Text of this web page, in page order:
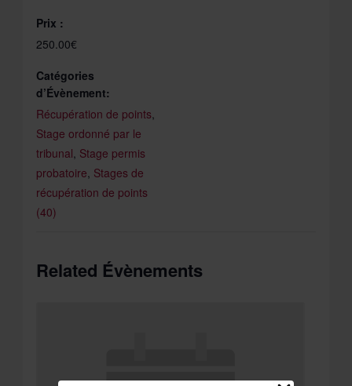
Prix :
250.00€
Catégories
d’Évènement:
Récupération de points
Stage ordonné par le
tribunal Stage permis
probatoire Stages de
récupération de points
(40)
Related Évènements